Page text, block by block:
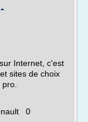
Internet, c'est
sites de choix
0